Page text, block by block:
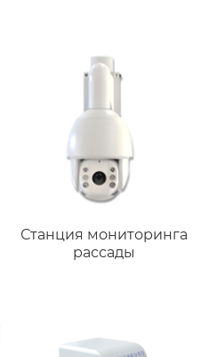
Станция мониторинга
рассады